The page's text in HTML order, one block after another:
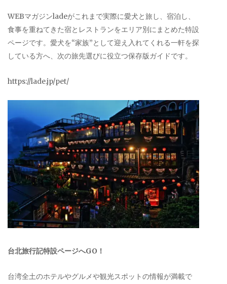
WEBマガジンladeがこれまで実際に愛犬と旅し、宿泊し、
食事を重ねてきた宿とレストランをエリア別にまとめた特設
ページです。愛犬を“家族”として迎え入れてくれる一軒を探
している方へ、次の旅先選びに役立つ保存版ガイドです。
https://lade.jp/pet/
台北旅行記特設ページへGO！
台湾全土のホテルやグルメや観光スポットの情報が満載で